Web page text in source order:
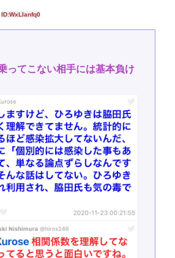
ID:WxLIanfq0
ってこない相手には基本負け